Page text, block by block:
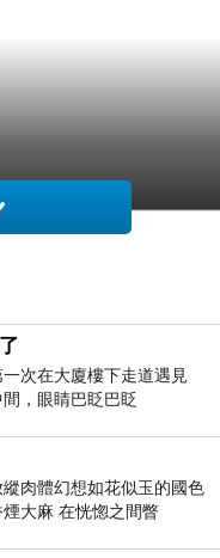
次在大廈樓下走道遇見
，眼睛巴眨巴眨
肉體幻想如花似玉的國色
大麻 在恍惚之間瞥